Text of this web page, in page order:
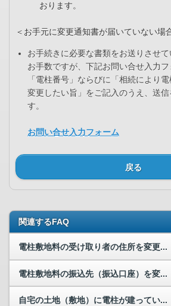
おります。
＜お手元に変更通知書が届いていない場
お手続きに必要な書類をお送りさせて
お手数ですが、下記お問い合せ入力
「電柱番号」ならびに「相続により
変更したい旨」をご記入のうえ、送信
す。
お問い合せ入力フォーム
戻る
関連するFAQ
電柱敷地料の受け取り者の住所を変更...
電柱敷地料の振込先（振込口座）を変...
自宅の土地（敷地）に電柱が建ってい...